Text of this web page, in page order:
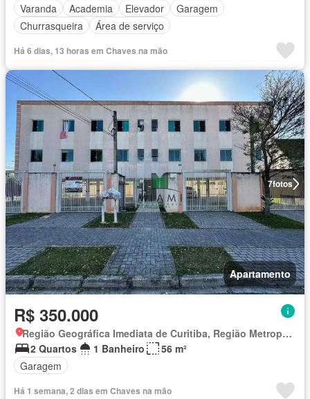
Varanda
Academia Elevador
Garagem
Churrasqueira
Área de serviço
Há 6 dias, 13 horas em Chaves na mão
7fotos
Apartamento
R$ 350.000
Região Geográfica Imediata de Curitiba, Região Metropolitana de Curitiba
2 Quartos
1 Banheiro
56 m²
Garagem
Há 1 semana, 2 dias em Chaves na mão